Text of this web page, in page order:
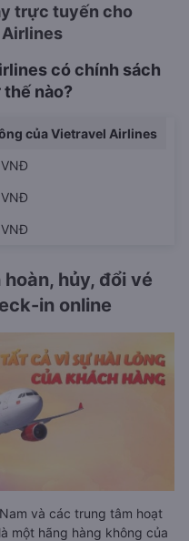
trực tuyến cho
có chính sách
nào?
của Vietravel Airlines
hủy, đổi vé
in online
và các trung tâm hoạt
là một hãng hàng không của